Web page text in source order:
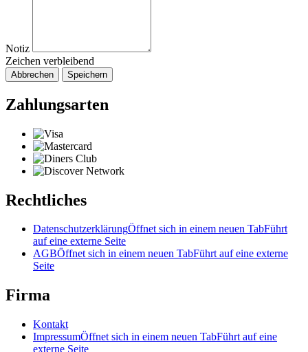
Notiz
Zeichen verbleibend
Abbrechen Speichern
Zahlungsarten
Rechtliches
DatenschutzerklärungÖffnet sich in einem neuen TabFührt
auf eine externe Seite
AGBÖffnet sich in einem neuen TabFührt auf eine externe
Seite
Firma
Kontakt
ImpressumÖffnet sich in einem neuen TabFührt auf eine
externe Seite